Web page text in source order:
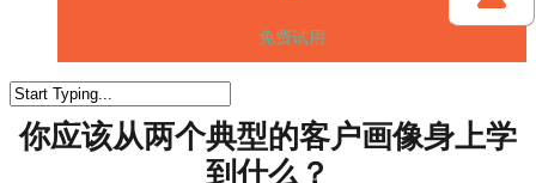
免费试用
你应该从两个典型的客户画像身上学
到什么？